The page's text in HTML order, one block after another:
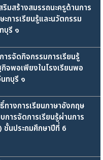
มสร้างสมรรถนะครูด้านการ
การเรียนรู้และนวัตกรรม
บุรี ๑
รจัดกิจกรรมการเรียนรู้
จพอเพียงในโรงเรียนพอ
ทบุรี ๑
างการเรียนภาษาอังกฤษ
ารจัดการเรียนรู้ผ่านการ
นประถมศึกษาปีที่ 6